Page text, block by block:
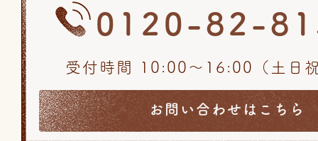
0120-82-
受付時間 10:00〜16:00（土日
お問い合わせはこちら